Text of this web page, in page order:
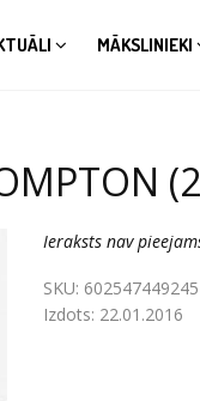
MĀKSLINIEKI
Ieraksts nav
SKU: 602547449245
Izdots: 22.01.2016